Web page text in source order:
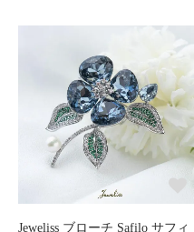
Jeweliss ブローチ Safilo サフィ